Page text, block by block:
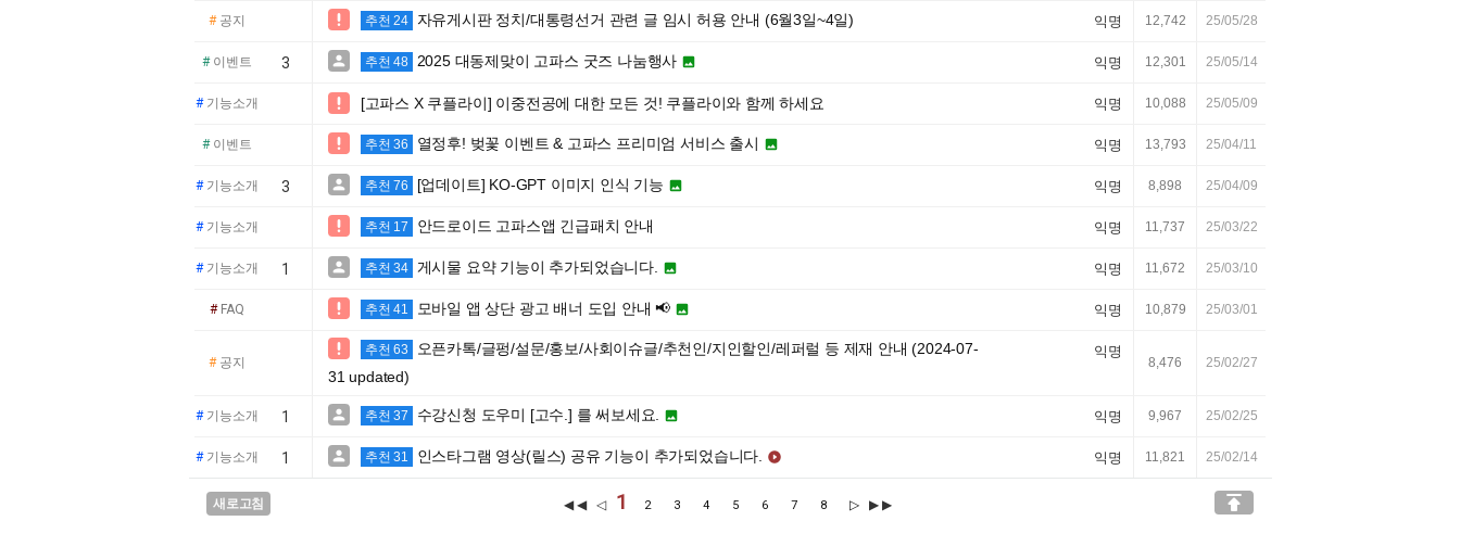
#공지  추천 24 자유게시판 정치/대통령선거 관련 글 임시 허용 안내 (6월3일~4일) 익명 12,742 25/05/28
#이벤트 3  추천 48 2025 대동제맞이 고파스 굿즈 나눔행사  익명 12,301 25/05/14
#기능소개  [고파스 X 쿠플라이] 이중전공에 대한 모든 것! 쿠플라이와 함께 하세요 익명 10,088 25/05/09
#이벤트  추천 36 열정후! 벚꽃 이벤트 & 고파스 프리미엄 서비스 출시  익명 13,793 25/04/11
#기능소개 3  추천 76 [업데이트] KO-GPT 이미지 인식 기능  익명 8,898 25/04/09
#기능소개  추천 17 안드로이드 고파스앱 긴급패치 안내 익명 11,737 25/03/22
#기능소개 1  추천 34 게시물 요약 기능이 추가되었습니다.  익명 11,672 25/03/10
#FAQ  추천 41 모바일 앱 상단 광고 배너 도입 안내 📢  익명 10,879 25/03/01
#공지
 추천 63
오픈카톡/글펑/설문/홍보/사회이슈글/추천인/지인할인/레퍼럴 등 제재 안내 (2024-07-
31 updated)
익명
8,476 25/02/27
#기능소개 1  추천 37 수강신청 도우미 [고수.] 를 써보세요.  익명 9,967 25/02/25
#기능소개 1  추천 31 인스타그램 영상(릴스) 공유 기능이 추가되었습니다.  익명 11,821 25/02/14
새로고침 ◀◀ ◁ 1 2 3 4 5 6 7 8 ▷ ▶▶ 